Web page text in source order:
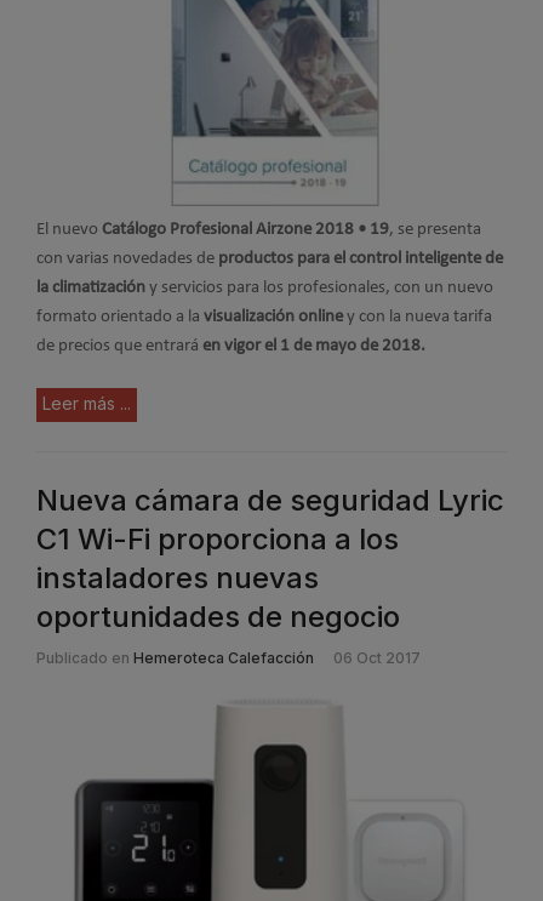
El nuevo Catálogo Profesional Airzone 2018 • 19, se presenta
con varias novedades de productos para el control inteligente de
la climatización y servicios para los profesionales, con un nuevo
formato orientado a la visualización onliney con la nueva tarifa
de precios que entrará en vigor el 1 de mayo de 2018.
Leer más ...
Nueva cámara de seguridad Lyric
C1 Wi-Fi proporciona a los
instaladores nuevas
oportunidades de negocio
Publicado en Hemeroteca Calefacción 06 Oct 2017